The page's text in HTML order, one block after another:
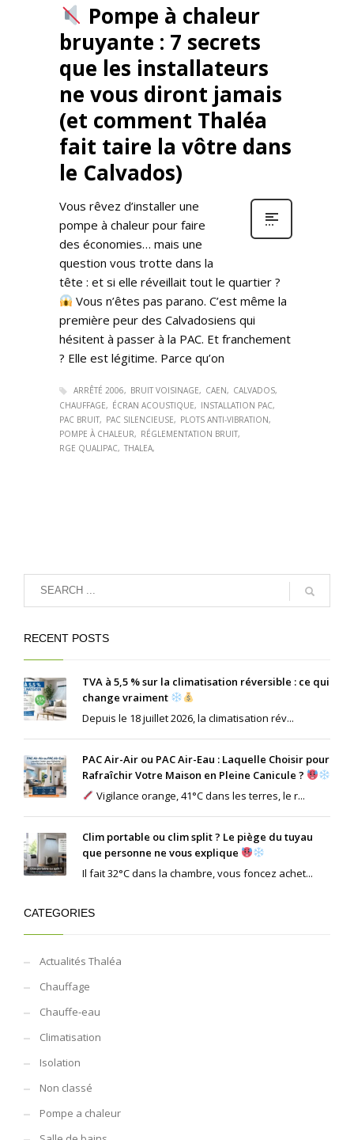
Pompe à chaleur
bruyante : 7 secrets
que les installateurs
ne vous diront jamais
(et comment Thaléa
fait taire la vôtre dans
le Calvados)
Vous rêvez d’installer une
pompe à chaleur pour faire
des économies… mais une
question vous trotte dans la
tête : et si elle réveillait tout le quartier ?
Vous n’êtes pas parano. C’est même la
première peur des Calvadosiens qui
hésitent à passer à la PAC. Et franchement
? Elle est légitime. Parce qu’on
ARRÊTÉ 2006 BRUIT VOISINAGE CAEN
CALVADOS
CHAUFFAGE
ÉCRAN ACOUSTIQUE
INSTALLATION PAC
PAC BRUIT
PAC SILENCIEUSE
PLOTS ANTI-VIBRATION
POMPE À CHALEUR
RÉGLEMENTATION BRUIT
RGE QUALIPAC THALEA
RECENT POSTS
TVA à 5,5 % sur la climatisation réversible : ce qui
change vraiment
Depuis le 18 juillet 2026, la climatisation rév...
PAC Air-Air ou PAC Air-Eau : Laquelle Choisir pour
Rafraîchir Votre Maison en Pleine Canicule ?
Vigilance orange, 41°C dans les terres, le r...
Clim portable ou clim split ? Le piège du tuyau
que personne ne vous explique
Il fait 32°C dans la chambre, vous foncez achet...
CATEGORIES
Actualités Thaléa
Chauffage
Chauffe-eau
Climatisation
Isolation
Non classé
Pompe a chaleur